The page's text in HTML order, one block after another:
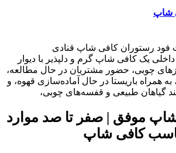
شاپ
موفق‌ | صفر تا صد موارد
کافی شاپ